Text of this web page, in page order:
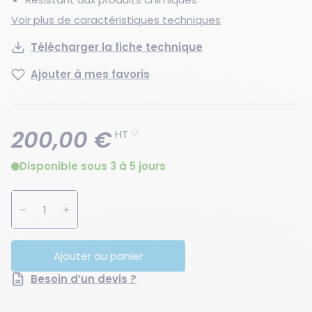
Voir plus de caractéristiques techniques
Télécharger la fiche technique
Ajouter à mes favoris
200,00 €HT
Disponible sous 3 à 5 jours
Augmenter la quantité
Ajouter au panier
Besoin d’un devis ?